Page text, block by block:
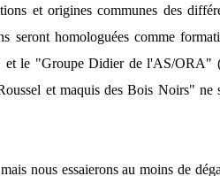
et origines communes des
seront homologuées comme
et le "Groupe Didier de l'AS/ORA"
et maquis des Bois Noirs" ne
nous essaierons au moins de